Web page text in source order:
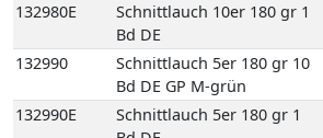
132980E
Schnittlauch 10er 180 gr 1
Bd DE
132990
Schnittlauch 5er 180 gr 10
Bd DE GP M-grün
132990E
Schnittlauch 5er 180 gr 1